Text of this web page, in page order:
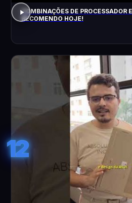
COMBINAÇÕES DE PROCESSADOR
RECOMENDO HOJE!
12